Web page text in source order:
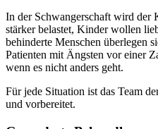
In der Schwangerschaft wird der
stärker belastet, Kinder wollen
behinderte Menschen überlegen
Patienten mit Ängsten vor einer
wenn es nicht anders geht.
Für jede Situation ist das Team
und vorbereitet.